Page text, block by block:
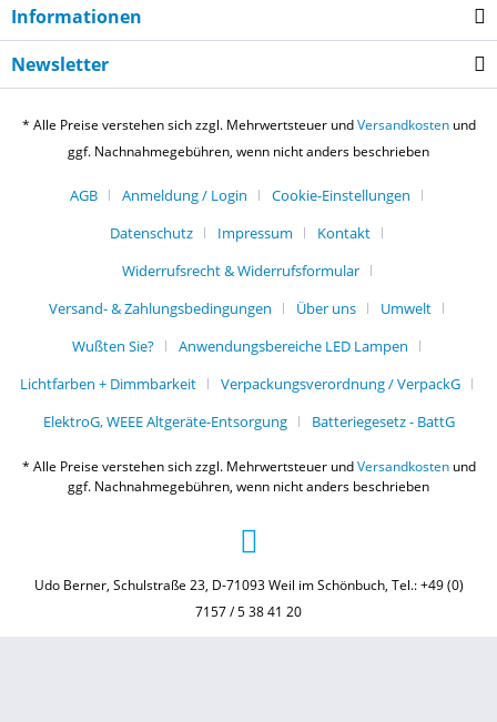
Informationen
Newsletter
* Alle Preise verstehen sich zzgl. Mehrwertsteuer undVersandkostenund
ggf. Nachnahmegebühren, wenn nicht anders beschrieben
AGB Anmeldung / Login
Cookie-Einstellungen
Datenschutz
Impressum
Kontakt
Widerrufsrecht & Widerrufsformular
Versand- & Zahlungsbedingungen
Über uns
Umwelt
Wußten Sie?
Anwendungsbereiche LED Lampen
Lichtfarben + Dimmbarkeit
Verpackungsverordnung / VerpackG
ElektroG, WEEE Altgeräte-Entsorgung
Batteriegesetz - BattG
* Alle Preise verstehen sich zzgl. Mehrwertsteuer undVersandkostenund
ggf. Nachnahmegebühren, wenn nicht anders beschrieben
Udo Berner, Schulstraße 23, D-71093 Weil im Schönbuch, Tel.: +49 (0)
7157 / 5 38 41 20